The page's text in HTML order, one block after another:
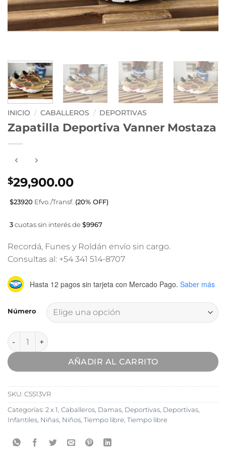
INICIO / CABALLEROS / DEPORTIVAS
Zapatilla Deportiva Vanner Mostaza
$29,900.00
$23920 Efvo./Transf. (20% OFF)
3cuotas sin interés de $9967
Recordá, Funes y Roldán envío sin cargo.
Consultas al: +54 341 514-8707
Hasta 12 pagos sin tarjeta con Mercado Pago. Saber más
Número
Zapatilla Deportiva Vanner Mostaza cantidad
AÑADIR AL CARRITO
SKU: C5513VR
Categorías: 2 x 1 Caballeros Damas Deportivas Deportivas
Infantiles Niñas Niños Tiempo libre Tiempo libre